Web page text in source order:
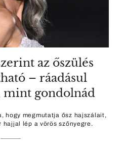
az őszülés
– ráadásul
mint gondolnád
hogy megmutatja ősz hajszálait,
hajjal lép a vörös szőnyegre.